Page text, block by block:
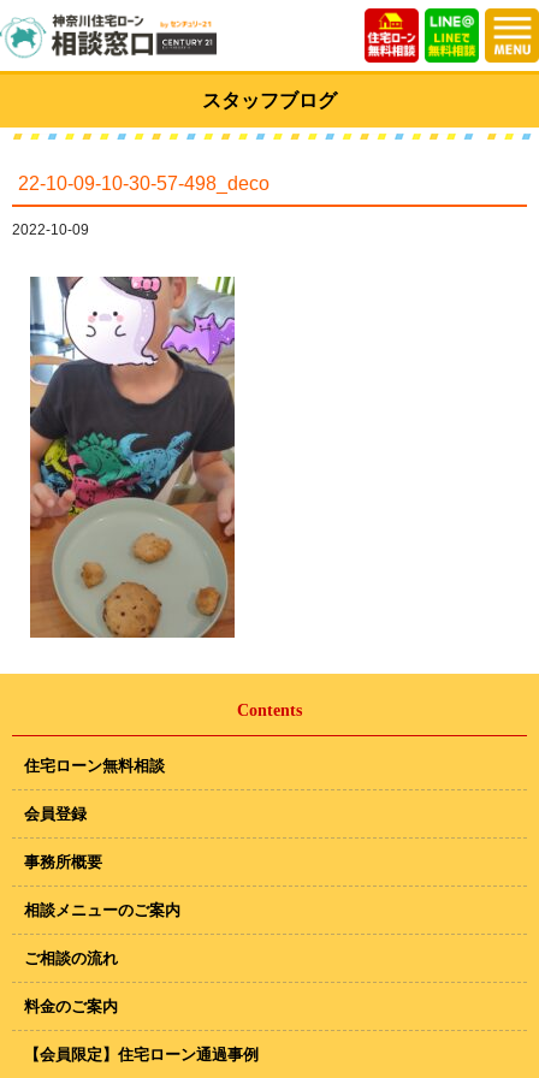
スタッフブログ
22-10-09-10-30-57-498_deco
2022-10-09
Contents
住宅ローン無料相談
会員登録
事務所概要
相談メニューのご案内
ご相談の流れ
料金のご案内
【会員限定】住宅ローン通過事例